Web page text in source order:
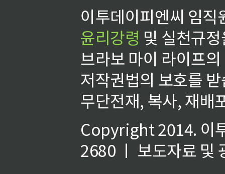
이투데이피엔씨 임
윤리강령 및 실천규
브라보 마이 라이프
저작권법의 보호를
무단전재, 복사, 재배
Copyright 2014. 이
2680 ㅣ 보도자료